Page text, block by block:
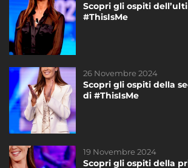
Scopri gli ospiti
#ThisIsMe
26 Novembre 2024
Scopri gli ospiti della
di #ThisIsMe
19 Novembre 2024
Scopri gli ospiti della
Gli ospiti della prima
Me
08 Novembre 2024
Da Mercoledì 20
21 Ottobre 2025
Una seconda puntata